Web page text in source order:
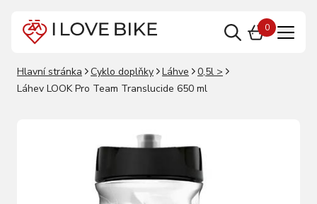
0
Hlavní stránka Cyklo doplňky Láhve
0,5l >
Láhev LOOK Pro Team Translucide 650 ml